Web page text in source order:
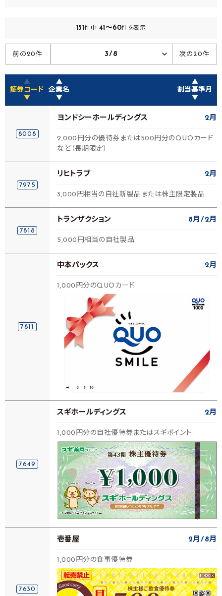
151件中 41～60件を表示
前の20件 3/8 次の20件
▲
証券コード
▼
▲
企業名
▼
▲
割当基準月
▼
8008
ヨンドシーホールディングス 2月
2,000円分の優待券または500円分のQUOカード
など（長期限定）
7975
リヒトラブ 2月
3,000円相当の自社新製品または株主限定製品
7818
トランザクション 8月 2月
5,000円相当の自社製品
7811
中本パックス 2月
1,000円分のQUOカード
7649
スギホールディングス 2月
1,000円分の自社優待券またはスギポイント
7630
壱番屋 2月 8月
1,000円分の食事優待券